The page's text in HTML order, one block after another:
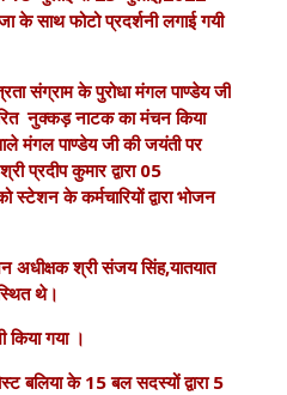
के साथ फोटो प्रदर्शनी लगाई गयी
संग्राम के पुरोधा मंगल पाण्डेय जी
नुक्कड़ नाटक का मंचन किया
मंगल पाण्डेय जी की जयंती पर
प्रदीप कुमार द्वारा 05
के कर्मचारियों द्वारा भोजन
अधीक्षक श्री संजय सिंह,यातयात
थे।
गया ।
बलिया के 15 बल सदस्यों द्वारा 5